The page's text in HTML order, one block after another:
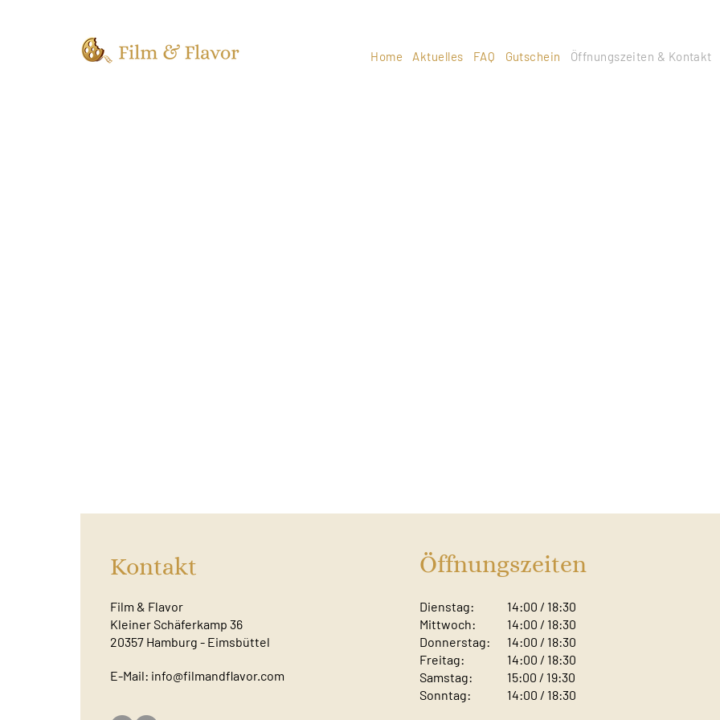
Home Aktuelles FAQ Gutschein Öffnungszeiten & Kontakt
Kontakt
Film & Flavor
Kleiner Schäferkamp 36
20357 Hamburg - Eimsbüttel
E-Mail: info@filmandflavor.com
Öffnungszeiten
Dienstag:
Mittwoch:
Donnerstag:
Freitag:
Samstag:
Sonntag: ​
14:00 / 18:30
14:00 / 18:30
14:00 / 18:30
14:00 / 18:30
15:00 / 19:30
14:00 / 18:30